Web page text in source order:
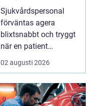
lungräddning som
räddar liv
Sjukvårdspersonal
förväntas agera
blixtsnabbt och tryggt
när en patient
drabbas...
02 augusti 2026